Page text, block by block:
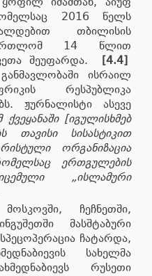
2016 წელს
თბილისის
14 წლით
შეუფარდა. [4.4]
ისრაილ
რესპუბლიკა
ჟურნალისტი ასევე
ქვეყანაში [იგულისხმებ
თავისი სისასტიკით
ორგანიზაცია
ერთგულების
„ისლამური
ჩეჩნეთში,
მასშტაბური
ჩატარდა,
სახელმა
რუსეთი